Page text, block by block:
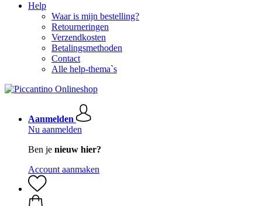
Help
Waar is mijn bestelling?
Retourneringen
Verzendkosten
Betalingsmethoden
Contact
Alle help-thema`s
Aanmelden
Nu aanmelden
Ben je nieuw hier?
Account aanmaken